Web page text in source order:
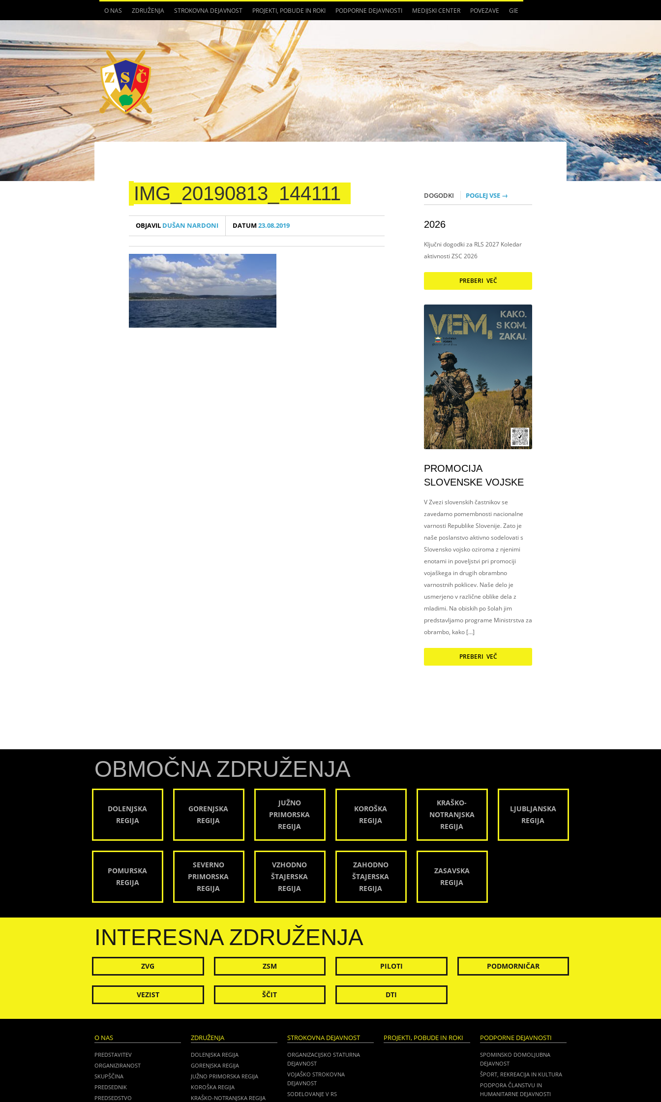
O NAS ZDRUŽENJA STROKOVNA DEJAVNOST PROJEKTI, POBUDE IN ROKI PODPORNE DEJAVNOSTI MEDIJSKI CENTER POVEZAVE GIE
IMG_20190813_144111
OBJAVIL DUŠAN NARDONI DATUM23.08.2019
DOGODKI POGLEJ VSE →
2026
Ključni dogodki za RLS 2027 Koledar
aktivnosti ZSC 2026
PREBERI VEČ
PROMOCIJA
SLOVENSKE VOJSKE
V Zvezi slovenskih častnikov se
zavedamo pomembnosti nacionalne
varnosti Republike Slovenije. Zato je
naše poslanstvo aktivno sodelovati s
Slovensko vojsko oziroma z njenimi
enotami in poveljstvi pri promociji
vojaškega in drugih obrambno
varnostnih poklicev. Naše delo je
usmerjeno v različne oblike dela z
mladimi. Na obiskih po šolah jim
predstavljamo programe Ministrstva za
obrambo, kako […]
PREBERI VEČ
OBMOČNA ZDRUŽENJA
DOLENJSKA
REGIJA
GORENJSKA
REGIJA
JUŽNO
PRIMORSKA
REGIJA
KOROŠKA
REGIJA
KRAŠKO-
NOTRANJSKA
REGIJA
LJUBLJANSKA
REGIJA
POMURSKA
REGIJA
SEVERNO
PRIMORSKA
REGIJA
VZHODNO
ŠTAJERSKA
REGIJA
ZAHODNO
ŠTAJERSKA
REGIJA
ZASAVSKA
REGIJA
INTERESNA ZDRUŽENJA
ZVG ZSM PILOTI PODMORNIČAR
VEZIST ŠČIT DTI
O NAS
PREDSTAVITEV
ORGANIZIRANOST
SKUPŠČINA
PREDSEDNIK
PREDSEDSTVO
ZDRUŽENJA
DOLENJSKA REGIJA
GORENJSKA REGIJA
JUŽNO PRIMORSKA REGIJA
KOROŠKA REGIJA
KRAŠKO-NOTRANJSKA REGIJA
STROKOVNA DEJAVNOST
ORGANIZACIJSKO STATURNA
DEJAVNOST
VOJAŠKO STROKOVNA
DEJAVNOST
SODELOVANJE V RS
PROJEKTI, POBUDE IN ROKI PODPORNE DEJAVNOSTI
SPOMINSKO DOMOLJUBNA
DEJAVNOST
ŠPORT, REKREACIJA IN KULTURA
PODPORA ČLANSTVU IN
HUMANITARNE DEJAVNOSTI